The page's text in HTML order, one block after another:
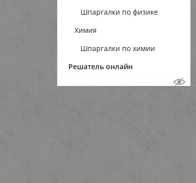
Шпаргалки по физике
Химия
Шпаргалки по химии
Решатель онлайн